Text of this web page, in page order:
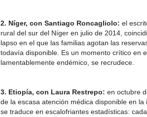
2. Níger, con Santiago Roncagliolo: el
rural del sur del Níger en julio de 2014,
lapso en el que las familias agotan las
todavía disponible. Es un momento crítico en
lamentablemente endémico, se recrudece.
3. Etiopía, con Laura Restrepo: en octubre
de la escasa atención médica disponible en
se traduce en escalofriantes estadísticas: